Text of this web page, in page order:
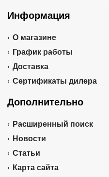
Информация
О магазине
График работы
Доставка
Сертификаты дилера
Дополнительно
Расширенный поиск
Новости
Статьи
Карта сайта